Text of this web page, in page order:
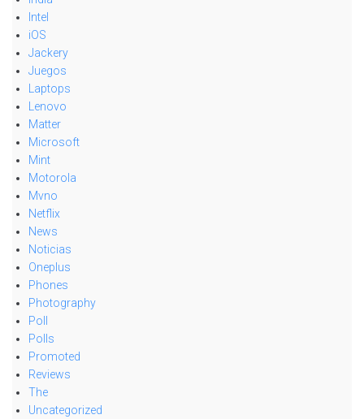
Intel
iOS
Jackery
Juegos
Laptops
Lenovo
Matter
Microsoft
Mint
Motorola
Mvno
Netflix
News
Noticias
Oneplus
Phones
Photography
Poll
Polls
Promoted
Reviews
The
Uncategorized